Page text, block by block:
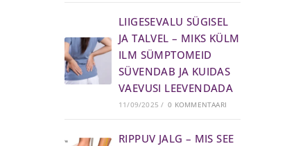
LIIGESEVALU SÜGISEL
JA TALVEL – MIKS KÜLM
ILM SÜMPTOMEID
SÜVENDAB JA KUIDAS
VAEVUSI LEEVENDADA
11/09/2025 / 0 KOMMENTAARI
RIPPUV JALG – MIS SEE